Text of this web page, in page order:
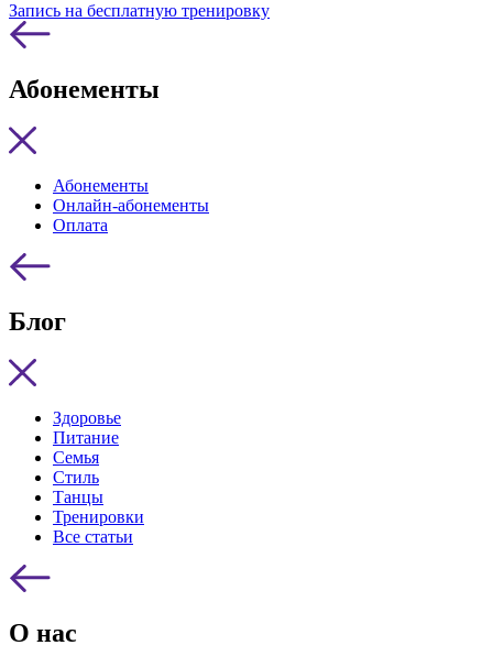
Запись на бесплатную тренировку
Абонементы
Абонементы
Онлайн-абонементы
Оплата
Блог
Здоровье
Питание
Семья
Стиль
Танцы
Тренировки
Все статьи
О нас